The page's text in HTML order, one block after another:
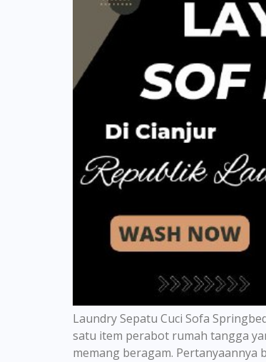
Laundry Sepatu Cuci Sofa
satu item perabot rumah tangga
memang beragam. Pertanyaannya